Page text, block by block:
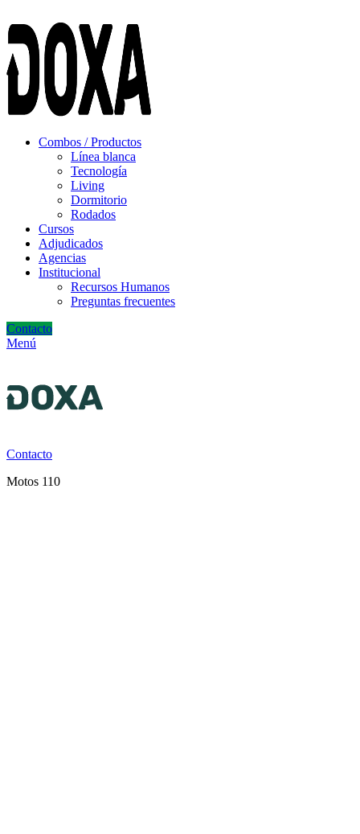
Combos / Productos
Línea blanca
Tecnología
Living
Dormitorio
Rodados
Cursos
Adjudicados
Agencias
Institucional
Recursos Humanos
Preguntas frecuentes
Contacto
Menú
Contacto
Motos 110